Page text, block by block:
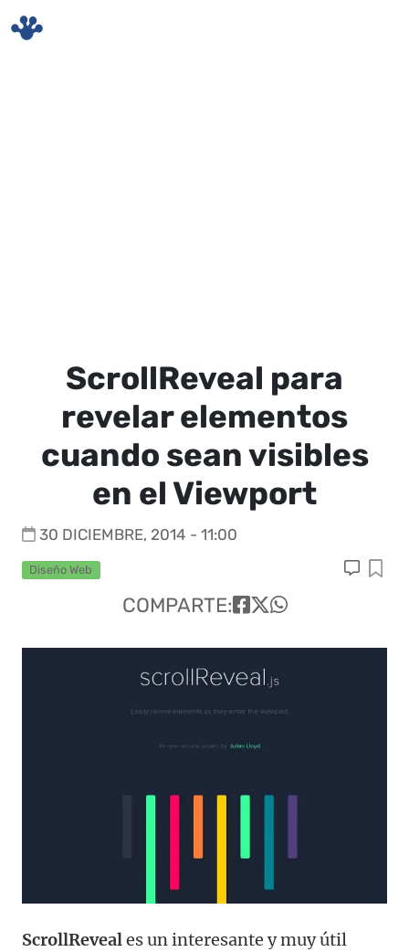
ScrollReveal para
revelar elementos
cuando sean visibles
en el Viewport
30 DICIEMBRE, 2014 - 11:00
Diseño Web
COMPARTE:
ScrollReveales un interesante y muy útil